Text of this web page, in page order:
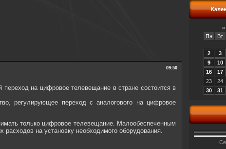
09:50
на цифровое телевещание в стране состоится в
регулирующее переход с аналогового на цифровое
только цифровое телевещание. Малообеспеченным
на установку необходимого оборудования.
«
Пн
Вт
2
3
9
10
16
17
23
24
30
31